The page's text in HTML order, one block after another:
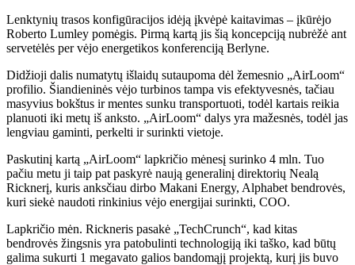
Lenktynių trasos konfigūracijos idėją įkvėpė kaitavimas – įkūrėjo
Roberto Lumley pomėgis. Pirmą kartą jis šią koncepciją nubrėžė ant
servetėlės ​​per vėjo energetikos konferenciją Berlyne.
Didžioji dalis numatytų išlaidų sutaupoma dėl žemesnio „AirLoom“
profilio. Šiandieninės vėjo turbinos tampa vis efektyvesnės, tačiau
masyvius bokštus ir mentes sunku transportuoti, todėl kartais reikia
planuoti iki metų iš anksto. „AirLoom“ dalys yra mažesnės, todėl jas
lengviau gaminti, perkelti ir surinkti vietoje.
Paskutinį kartą „AirLoom“ lapkričio mėnesį surinko 4 mln. Tuo
pačiu metu ji taip pat paskyrė naują generalinį direktorių Nealą
Ricknerį, kuris anksčiau dirbo Makani Energy, Alphabet bendrovės,
kuri siekė naudoti rinkinius vėjo energijai surinkti, COO.
Lapkričio mėn. Rickneris pasakė „TechCrunch“, kad kitas
bendrovės žingsnis yra patobulinti technologiją iki taško, kad būtų
galima sukurti 1 megavato galios bandomąjį projektą, kurį jis buvo